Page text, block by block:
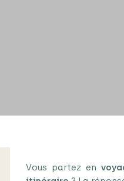
Vous partez en